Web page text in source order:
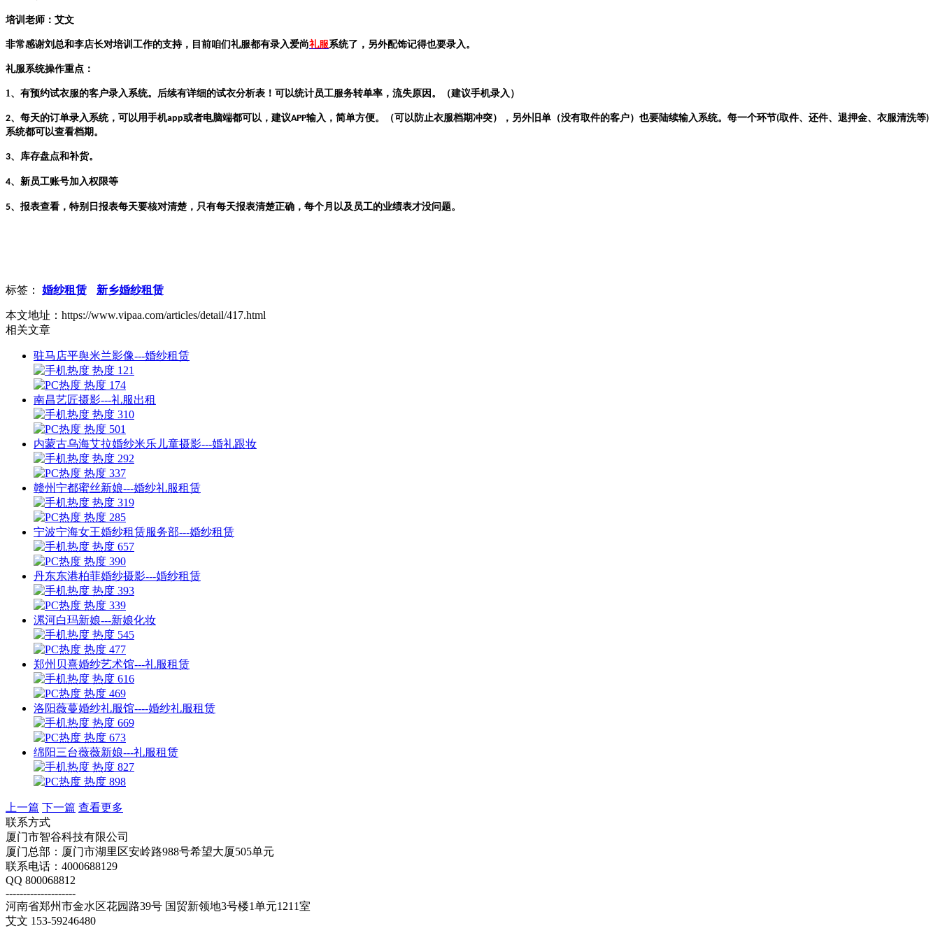
培训老师：艾文
非常感谢刘总和李店长对培训工作的支持，目前咱们礼服都有录入爱尚礼服 系统了，另外配饰记得也要录入。
礼服系统操作重点：
1、有预约试衣服的客户录入系统。后续有详细的试衣分析表！可以统计员工服务转单率，流失原因。（建议手机录入）
2、每天的订单录入系统，可以用手机app或者电脑端都可以，建议APP输入，简单方便。（可以防止衣服档期冲突），另外旧单（没有取件的客户）也要陆续输入系统。每一个环节(取件、还件、退押金、衣服清洗等)
系统都可以查看档期。
3、库存盘点和补货。
4、新员工账号加入权限等
5、报表查看，特别日报表每天要核对清楚，只有每天报表清楚正确，每个月以及员工的业绩表才没问题。
标签： 婚纱租赁 新乡婚纱租赁
本文地址：https://www.vipaa.com/articles/detail/417.html
相关文章
驻马店平舆米兰影像---婚纱租赁
热度 121
热度 174
南昌艺匠摄影---礼服出租
热度 310
热度 501
内蒙古乌海艾拉婚纱米乐儿童摄影---婚礼跟妆
热度 292
热度 337
赣州宁都蜜丝新娘---婚纱礼服租赁
热度 319
热度 285
宁波宁海女王婚纱租赁服务部---婚纱租赁
热度 657
热度 390
丹东东港柏菲婚纱摄影---婚纱租赁
热度 393
热度 339
漯河白玛新娘---新娘化妆
热度 545
热度 477
郑州贝熹婚纱艺术馆---礼服租赁
热度 616
热度 469
洛阳薇蔓婚纱礼服馆----婚纱礼服租赁
热度 669
热度 673
绵阳三台薇薇新娘---礼服租赁
热度 827
热度 898
上一篇 下一篇 查看更多
联系方式
厦门市智谷科技有限公司
厦门总部：厦门市湖里区安岭路988号希望大厦505单元
联系电话：4000688129
QQ 800068812
--------------------
河南省郑州市金水区花园路39号 国贸新领地3号楼1单元1211室
艾文 153-59246480